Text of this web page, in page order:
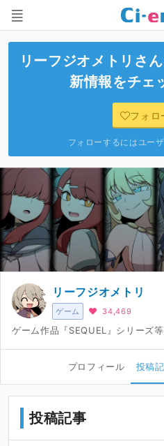
リーフジオメトリ さ
新情報をチェ
フォロ
フォローするにはユー
ゲーム
リーフジオメトリ
34,469
ゲーム作品『SEQUEL』シリーズ等
プロフィール 投稿
投稿記事